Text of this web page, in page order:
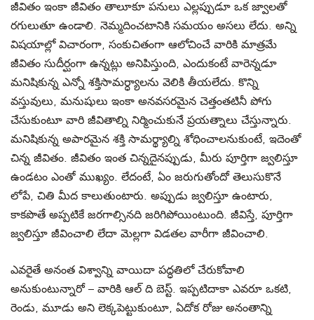
జీవితం ఇంకా జీవితం తాలూకూ పనులు ఎల్లప్పుడూ ఒక జ్వాలతో
రగులుతూ ఉండాలి. నెమ్మదించటానికి సమయం అసలు లేదు. అన్ని
విషయాల్లో విచారంగా, సంకుచితంగా ఆలోచించే వారికి మాత్రమే
జీవితం సుదీర్ఘంగా ఉన్నట్లు అనిపిస్తుంది, ఎందుకంటే వారెన్నడూ
మనిషికున్న ఎన్నో శక్తిసామర్ధ్యాలను వెలికి తీయలేదు. కొన్ని
వస్తువులు, మనుషులు ఇంకా అనవసరమైన చెత్తంతటినీ పోగు
చేసుకుంటూ వారి జీవితాల్ని నిర్మించుకునే ప్రయత్నాలు చేస్తున్నారు.
మనిషికున్న అపారమైన శక్తి సామర్థ్యాల్ని శోధించాలనుకుంటే, ఇదెంతో
చిన్న జీవితం. జీవితం ఇంత చిన్నదైనప్పుడు, మీరు పూర్తిగా జ్వలిస్తూ
ఉండటం ఎంతో ముఖ్యం. లేదంటే, ఏం జరుగుతోందో తెలుసుకొనే
లోపే, చితి మీద కాలుతుంటారు. అప్పుడు జ్వలిస్తూ ఉంటారు,
కాకపొతే అప్పటికే జరగాల్సినది జరిగిపోయింటుంది. జీవిస్తే, పూర్తిగా
జ్వలిస్తూ జీవించాలి లేదా మెల్లగా విడతల వారీగా జీవించాలి.
ఎవరైతే అనంత విశ్వాన్ని వాయిదా పద్ధతిలో చేరుకోవాలి
అనుకుంటున్నారో – వారికి ఆల్ ది బెస్ట్. ఇప్పటిదాకా ఎవరూ ఒకటి,
రెండు, మూడు అని లెక్కపెట్టుకుంటూ, ఏదోక రోజుఅనంతాన్ని